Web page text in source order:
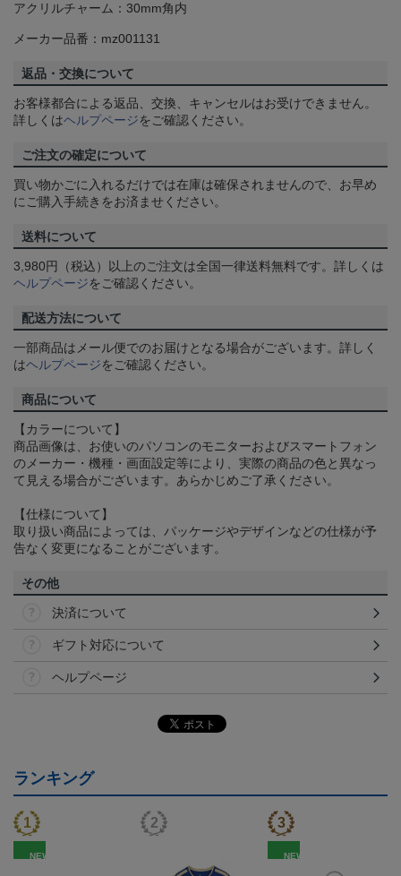
アクリルチャーム：30mm角内
メーカー品番：mz001131
返品・交換について
お客様都合による返品、交換、キャンセルはお受けできません。
詳しくはヘルプページをご確認ください。
ご注文の確定について
買い物かごに入れるだけでは在庫は確保されませんので、お早め
にご購入手続きをお済ませください。
送料について
3,980円（税込）以上のご注文は全国一律送料無料です。詳しくは
ヘルプページをご確認ください。
配送方法について
一部商品はメール便でのお届けとなる場合がございます。詳しく
はヘルプページをご確認ください。
商品について
【カラーについて】
商品画像は、お使いのパソコンのモニターおよびスマートフォン
のメーカー・機種・画面設定等により、実際の商品の色と異なっ
て見える場合がございます。あらかじめご了承ください。
【仕様について】
取り扱い商品によっては、パッケージやデザインなどの仕様が予
告なく変更になることがございます。
その他
決済について
ギフト対応について
ヘルプページ
ランキング
NEW NEW